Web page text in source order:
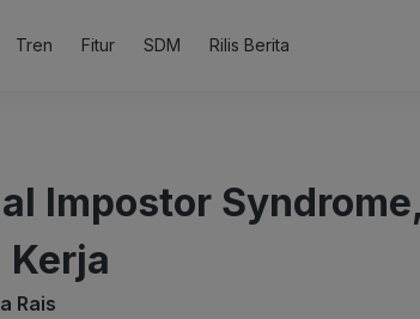
Tren Fitur SDM Rilis Berita
Impostor
Kerja
Rais